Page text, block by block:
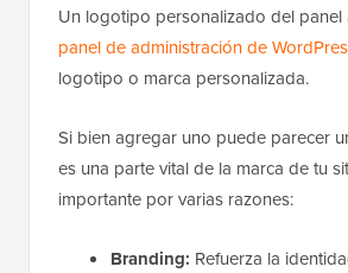
Un logotipo personalizado del panel
panel de administración de
logotipo o marca personalizada.
Si bien agregar uno puede parecer
es una parte vital de la marca de tu
importante por varias razones:
Branding: Refuerza la